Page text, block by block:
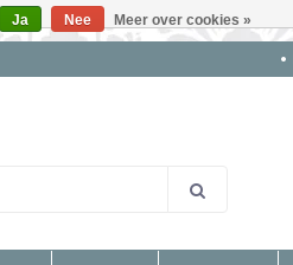
Ja Nee Meer over cookies »